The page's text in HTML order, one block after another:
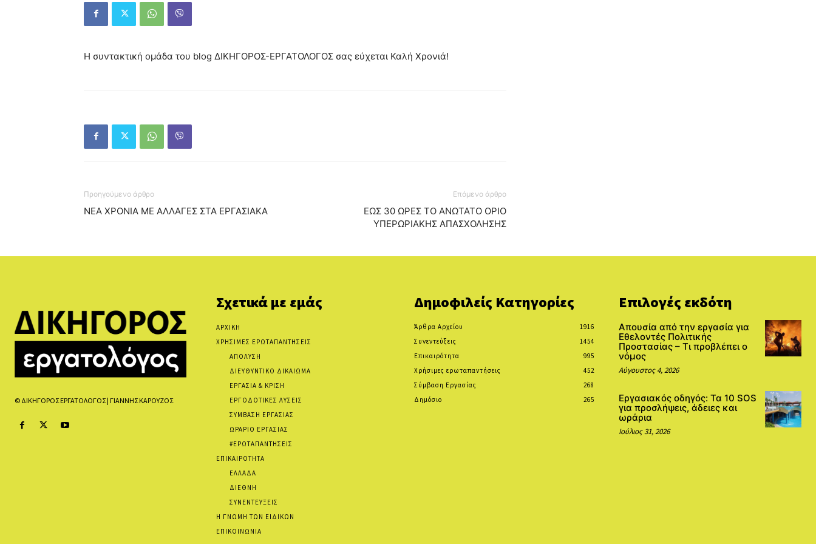
Η συντακτική ομάδα του blog ΔΙΚΗΓΟΡΟΣ-ΕΡΓΑΤΟΛΟΓΟΣ σας εύχεται Καλή Χρονιά!
Προηγούμενο άρθρο
ΝΕΑ ΧΡΟΝΙΑ ΜΕ ΑΛΛΑΓΕΣ ΣΤΑ ΕΡΓΑΣΙΑΚΑ
Επόμενο άρθρο
ΕΩΣ 30 ΩΡΕΣ ΤΟ ΑΝΩΤΑΤΟ ΟΡΙΟ
ΥΠΕΡΩΡΙΑΚΗΣ ΑΠΑΣΧΟΛΗΣΗΣ
© ΔΙΚΗΓΟΡΟΣ ΕΡΓΑΤΟΛΟΓΟΣ | ΓΙΑΝΝΗΣ ΚΑΡΟΥΖΟΣ
Σχετικά με εμάς
ΑΡΧΙΚΗ
ΧΡΗΣΙΜΕΣ ΕΡΩΤΑΠΑΝΤΗΣΕΙΣ
ΑΠΟΛΥΣΗ
ΔΙΕΥΘΥΝΤΙΚΟ ΔΙΚΑΙΩΜΑ
ΕΡΓΑΣΙΑ & ΚΡΙΣΗ
ΕΡΓΟΔΟΤΙΚΕΣ ΛΥΣΕΙΣ
ΣΥΜΒΑΣΗ ΕΡΓΑΣΙΑΣ
ΩΡΑΡΙΟ ΕΡΓΑΣΙΑΣ
#ΕΡΩΤΑΠΑΝΤΗΣΕΙΣ
ΕΠΙΚΑΙΡΟΤΗΤΑ
ΕΛΛΑΔΑ
ΔΙΕΘΝΗ
ΣΥΝΕΝΤΕΥΞΕΙΣ
Η ΓΝΩΜΗ ΤΩΝ ΕΙΔΙΚΩΝ
ΕΠΙΚΟΙΝΩΝΙΑ
Δημοφιλείς Κατηγορίες
Άρθρα Αρχείου
1916
Συνεντεύξεις
1454
Επικαιρότητα
995
Χρήσιμες ερωταπαντήσεις
452
Σύμβαση Εργασίας
268
Δημόσιο
265
Επιλογές εκδότη
Απουσία από την εργασία για
Εθελοντές Πολιτικής
Προστασίας – Τι προβλέπει ο
νόμος
Αύγουστος 4, 2026
Εργασιακός οδηγός: Τα 10 SOS
για προσλήψεις, άδειες και
ωράρια
Ιούλιος 31, 2026